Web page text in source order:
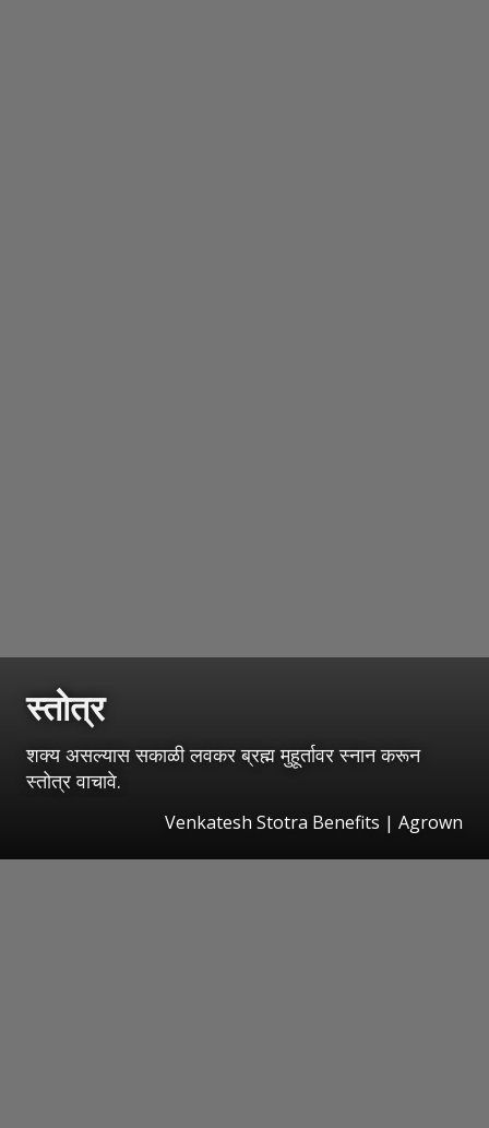
स्तोत्र
शक्य असल्यास सकाळी लवकर ब्रह्म मुहूर्तावर स्नान करून
स्तोत्र वाचावे.
Venkatesh Stotra Benefits | Agrown